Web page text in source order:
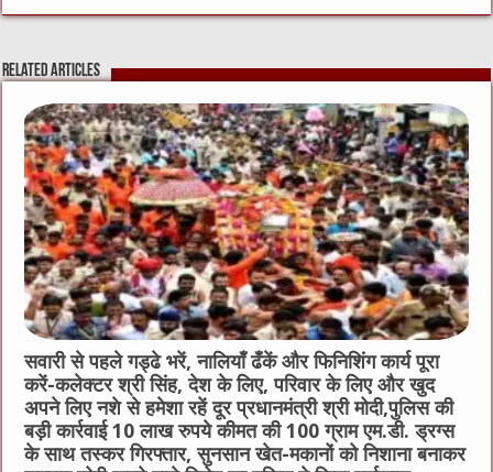
c
e
b
o
o
k
it
te
r
C
h
at
ai
l
ss
e
n
g
er
at
s
A
p
p
Related Articles
सवारी से पहले गड्ढे भरें, नालियाँ ढँकें और फिनिशिंग कार्य पूरा
करें-कलेक्टर श्री सिंह, देश के लिए, परिवार के लिए और खुद
अपने लिए नशे से हमेशा रहें दूर प्रधानमंत्री श्री मोदी,पुलिस की
बड़ी कार्रवाई 10 लाख रुपये कीमत की 100 ग्राम एम.डी. ड्रग्स
के साथ तस्कर गिरफ्तार, सुनसान खेत-मकानों को निशाना बनाकर